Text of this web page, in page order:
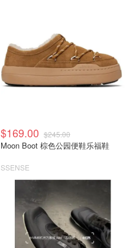
$169.00 $245.00
Moon Boot 棕色公园便鞋乐福鞋
SSENSE